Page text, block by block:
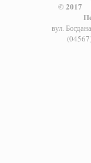
© 2017
вул.